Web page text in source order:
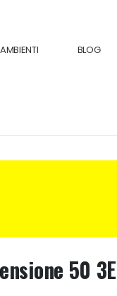
AMBIENTI BLOG
50 3E